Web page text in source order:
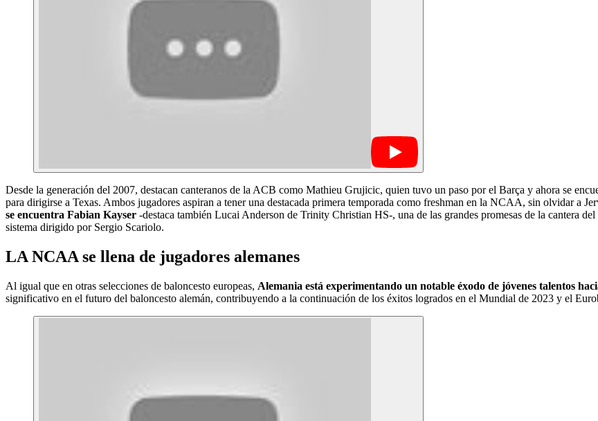
Desde la generación del 2007, destacan canteranos de la ACB como Mathieu Grujicic, quien tuvo un paso por el Barça y ahora se
para dirigirse a Texas. Ambos jugadores aspiran a tener una destacada primera temporada como freshman en la NCAA, sin olvidar a
se encuentra Fabian Kayser -destaca también Lucai Anderson de Trinity Christian HS-, una de las grandes promesas de la cantera
sistema dirigido por Sergio Scariolo.
LA NCAA se llena de jugadores alemanes
Al igual que en otras selecciones de baloncesto europeas, Alemania está experimentando un notable éxodo de jóvenes talentos
significativo en el futuro del baloncesto alemán, contribuyendo a la continuación de los éxitos logrados en el Mundial de 2023 y el